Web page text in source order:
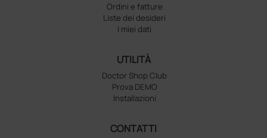
Ordini e fatture
Liste dei desideri
I miei dati
UTILITÀ
Doctor Shop Club
Prova DEMO
Installazioni
CONTATTI